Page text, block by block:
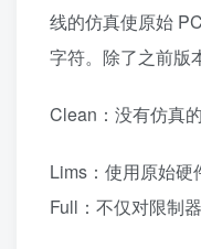
线的仿真使原始
字符。除了之前版
Clean：没有仿真
Lims：使用原始
Full：不仅对限制